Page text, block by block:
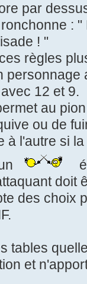
par
:
! "
règles
personnage
12 et 9.
au
ou de
à l'autre si
doit
des choix
tables
et